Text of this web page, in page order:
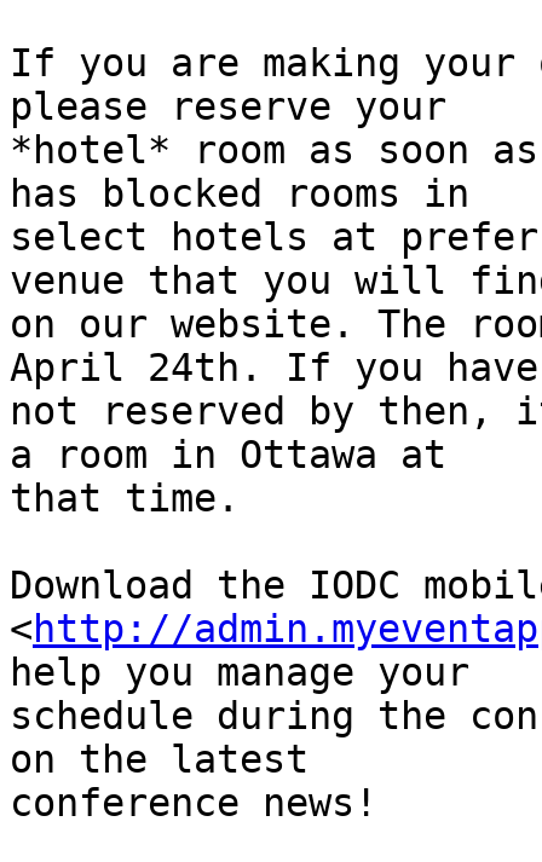
If you are making your
please reserve your
*hotel* room as soon
has blocked rooms in
select hotels at
venue that you will
on our website. The
April 24th. If you have
not reserved by
a room in Ottawa at
that time.
Download the IODC
<http://
help you manage your
schedule during the
on the latest
conference news!